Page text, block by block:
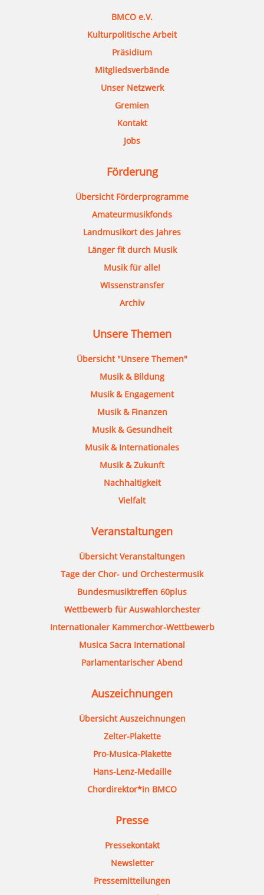
BMCO e.V.
Kulturpolitische Arbeit
Präsidium
Mitgliedsverbände
Unser Netzwerk
Gremien
Kontakt
Jobs
Förderung
Übersicht Förderprogramme
Amateurmusikfonds
Landmusikort des Jahres
Länger fit durch Musik
Musik für alle!
Wissenstransfer
Archiv
Unsere Themen
Übersicht "Unsere Themen"
Musik & Bildung
Musik & Engagement
Musik & Finanzen
Musik & Gesundheit
Musik & Internationales
Musik & Zukunft
Nachhaltigkeit
Vielfalt
Veranstaltungen
Übersicht Veranstaltungen
Tage der Chor- und Orchestermusik
Bundesmusiktreffen 60plus
Wettbewerb für Auswahlorchester
Internationaler Kammerchor-Wettbewerb
Musica Sacra International
Parlamentarischer Abend
Auszeichnungen
Übersicht Auszeichnungen
Zelter-Plakette
Pro-Musica-Plakette
Hans-Lenz-Medaille
Chordirektor*in BMCO
Presse
Pressekontakt
Newsletter
Pressemitteilungen